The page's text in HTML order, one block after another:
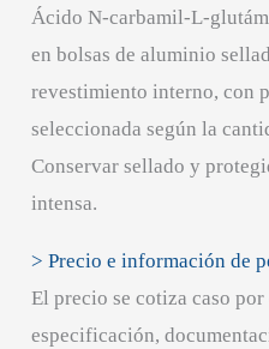
Ácido N-carbamil-L-
en bolsas de aluminio
revestimiento interno, con
seleccionada según la
Conservar sellado y
intensa.
> Precio e información de
El precio se cotiza caso
especificación,